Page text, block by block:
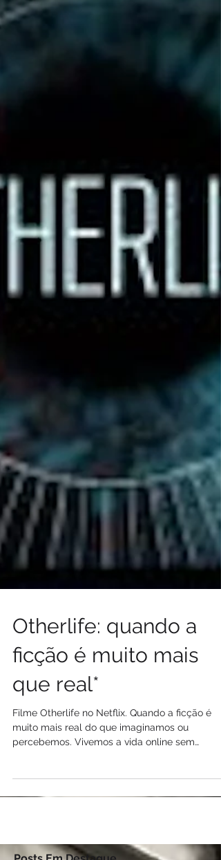
Otherlife: quando a
ficção é muito mais
que real*
Filme Otherlife no Netflix. Quando a ficção é
questionar seguranç